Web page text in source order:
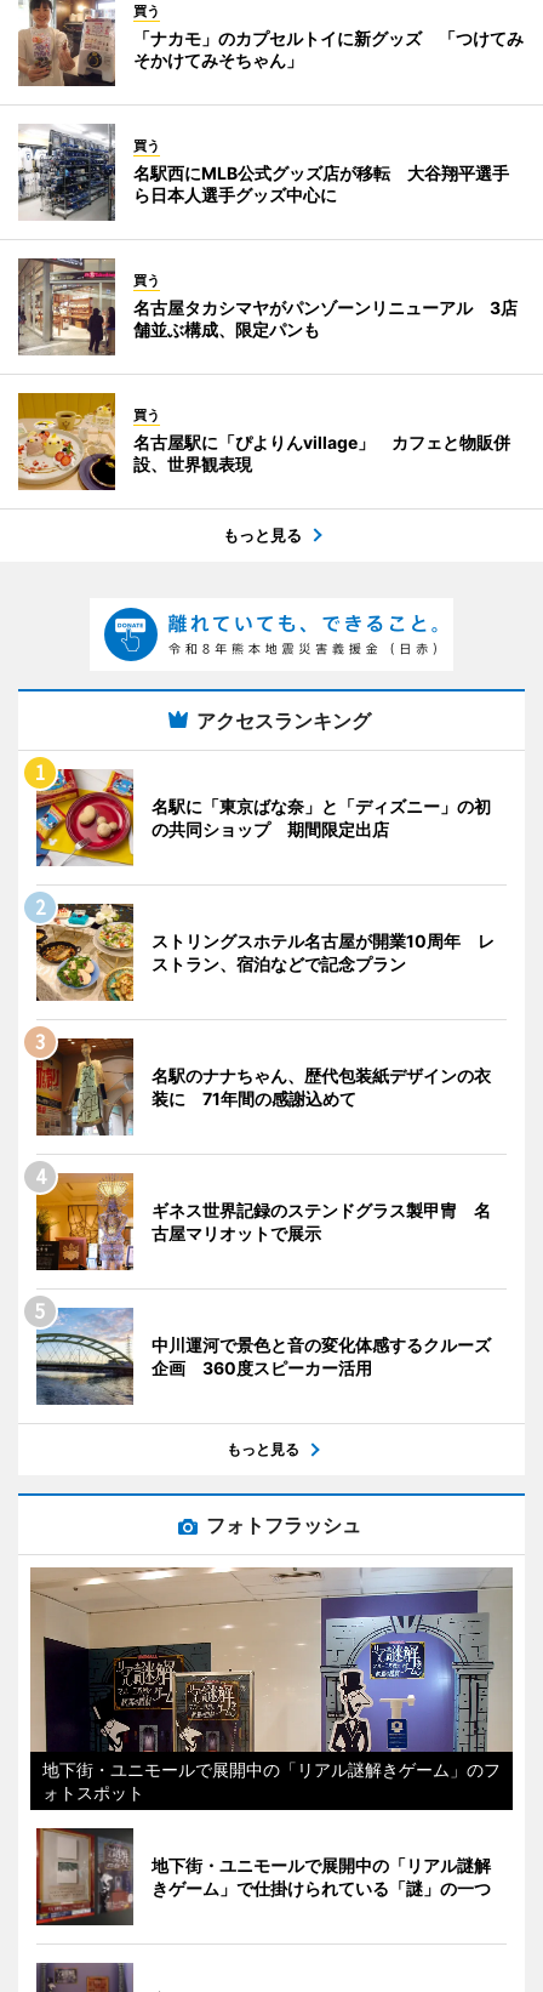
買う
「ナカモ」のカプセルトイに新グッズ 「つけてみ
そかけてみそちゃん」
買う
名駅西にMLB公式グッズ店が移転 大谷翔平選手
ら日本人選手グッズ中心に
買う
名古屋タカシマヤがパンゾーンリニューアル 3店
舗並ぶ構成、限定パンも
買う
名古屋駅に「ぴよりんvillage」 カフェと物販併
設、世界観表現
もっと見る
アクセスランキング
名駅に「東京ばな奈」と「ディズニー」の初
の共同ショップ 期間限定出店
ストリングスホテル名古屋が開業10周年 レ
ストラン、宿泊などで記念プラン
名駅のナナちゃん、歴代包装紙デザインの衣
装に 71年間の感謝込めて
ギネス世界記録のステンドグラス製甲冑 名
古屋マリオットで展示
中川運河で景色と音の変化体感するクルーズ
企画 360度スピーカー活用
もっと見る
フォトフラッシュ
地下街・ユニモールで展開中の「リアル謎解きゲーム」のフ
ォトスポット
地下街・ユニモールで展開中の「リアル謎解
きゲーム」で仕掛けられている「謎」の一つ